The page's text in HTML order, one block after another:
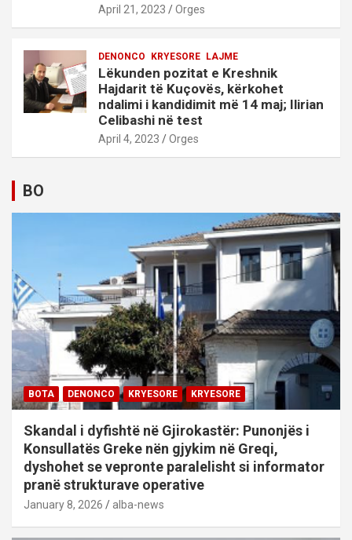
April 21, 2023 Orges
DENONCO KRYESORE LAJME
Lëkunden pozitat e Kreshnik
Hajdarit të Kuçovës, kërkohet
ndalimi i kandidimit më 14 maj; Ilirian
Celibashi në test
April 4, 2023 Orges
BO
BOTA DENONCO KRYESORE KRYESORE
Skandal i dyfishtë në Gjirokastër: Punonjës i
Konsullatës Greke nën gjykim në Greqi,
dyshohet se vepronte paralelisht si informator
pranë strukturave operative
January 8, 2026 alba-news